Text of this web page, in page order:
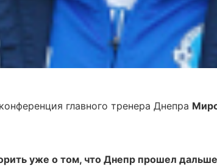
главного тренера Днепра
уже о том, что Днепр прошел